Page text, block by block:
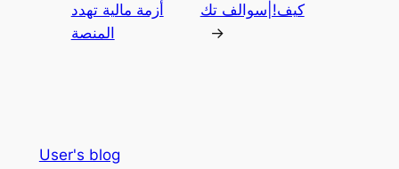
أزمة مالية تهدد
المنصة
كيف!|سوالف تك
→
User's blog